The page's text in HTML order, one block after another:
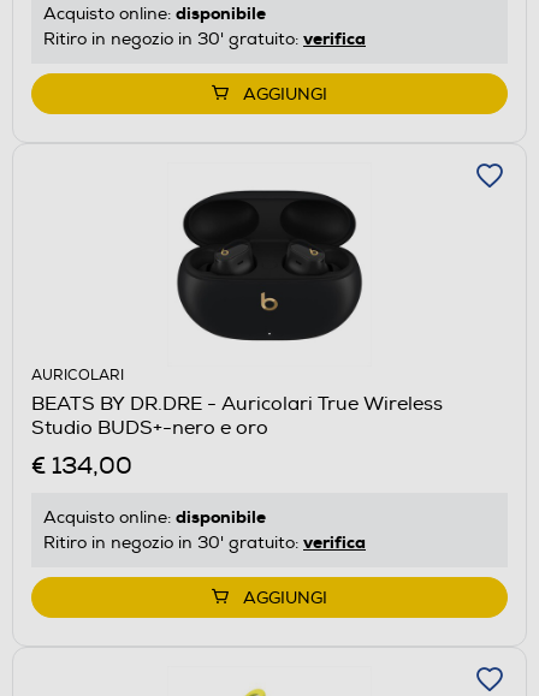
Acquisto online: disponibile
Ritiro in negozio in 30' gratuito: verifica
AGGIUNGI
AURICOLARI
BEATS BY DR.DRE - Auricolari True Wireless
Studio BUDS+-nero e oro
€ 134,00
Acquisto online: disponibile
Ritiro in negozio in 30' gratuito: verifica
AGGIUNGI